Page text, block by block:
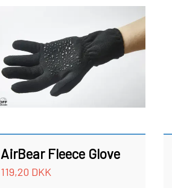
AirBear Fleece Glove
119,20 DKK